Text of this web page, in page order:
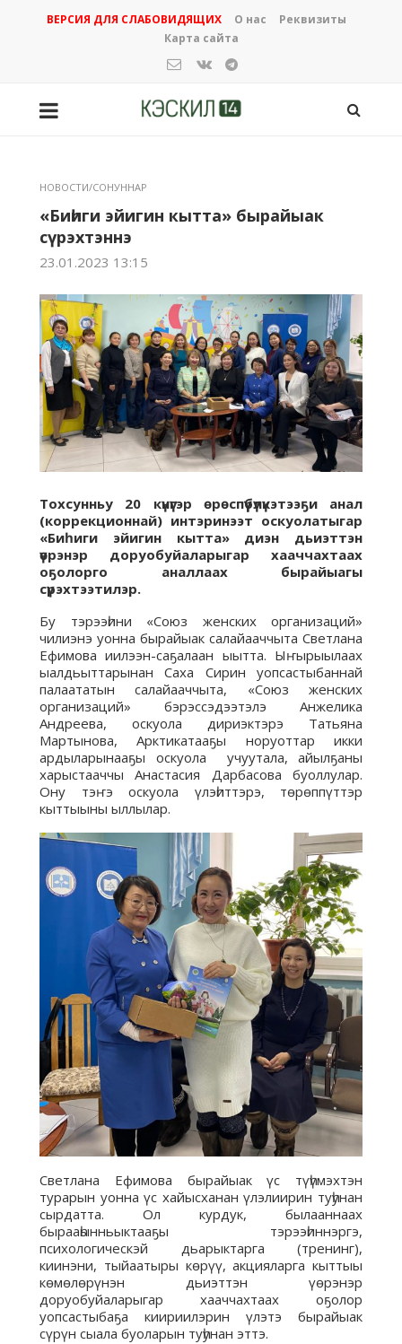
ВЕРСИЯ ДЛЯ СЛАБОВИДЯЩИХ О нас
Реквизиты
Карта сайта
НОВОСТИ/СОНУННАР
«Биһиги эйигин кытта» бырайыак
сүрэхтэннэ
23.01.2023 13:15
Тохсунньу 20 күнүгэр өрөспүүбүлүкэтээҕи анал
(коррекционнай) интэринээт оскуолатыгар
«Биһиги эйигин кытта» диэн дьиэттэн
үөрэнэр доруобуйаларыгар хааччахтаах
оҕолорго аналлаах бырайыагы
сүрэхтээтилэр.
Бу тэрээһини «Союз женских организаций»
чилиэнэ уонна бырайыак салайааччыта Светлана
Ефимова иилээн-саҕалаан ыытта. Ыҥырыылаах
ыалдьыттарынан Саха Сирин уопсастыбаннай
палаататын салайааччыта, «Союз женских
организаций» бэрэссэдээтэлэ Анжелика
Андреева, оскуола дириэктэрэ Татьяна
Мартынова, Арктикатааҕы норуоттар икки
ардыларынааҕы оскуола учуутала, айылҕаны
харыстааччы Анастасия Дарбасова буоллулар.
Ону тэҥэ оскуола үлэһиттэрэ, төрөппүттэр
кыттыыны ыллылар.
Светлана Ефимова бырайыак үс түһүмэхтэн
турарын уонна үс хайысханан үлэлиирин туһунан
сырдатта. Ол курдук, былааннаах
бырааһынньыктааҕы тэрээһиннэргэ,
психологическэй дьарыктарга (тренинг),
киинэни, тыйаатыры көрүү, акцияларга кыттыы
көмөлөрүнэн дьиэттэн үөрэнэр
доруобуйаларыгар хааччахтаах оҕолор
уопсастыбаҕа киириилэрин үлэтэ бырайыак
сүрүн сыала буоларын туһунан эттэ.